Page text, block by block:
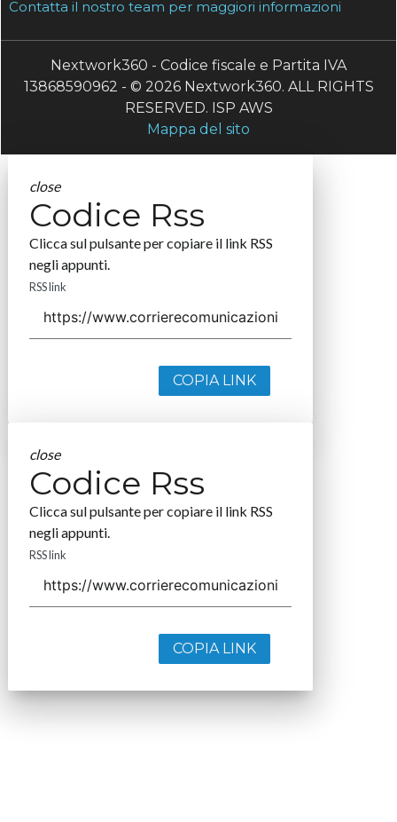
Contatta il nostro team per maggiori informazioni
Nextwork360 - Codice fiscale e Partita IVA
13868590962 - © 2026 Nextwork360. ALL RIGHTS
RESERVED. ISP AWS
Mappa del sito
close
Codice Rss
Clicca sul pulsante per copiare il link RSS
negli appunti.
RSS link
COPIA LINK
close
Codice Rss
Clicca sul pulsante per copiare il link RSS
negli appunti.
RSS link
COPIA LINK